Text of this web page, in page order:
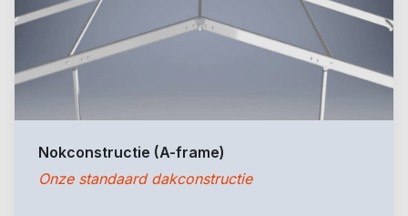
Nokconstructie (A-frame)
Onze standaard dakconstructie